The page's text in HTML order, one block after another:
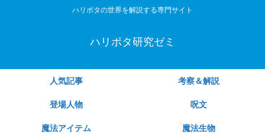
ハリポタの世界を解説する専門サイト
ハリポタ研究ゼミ
人気記事 考察＆解説
登場人物 呪文
魔法アイテム 魔法生物